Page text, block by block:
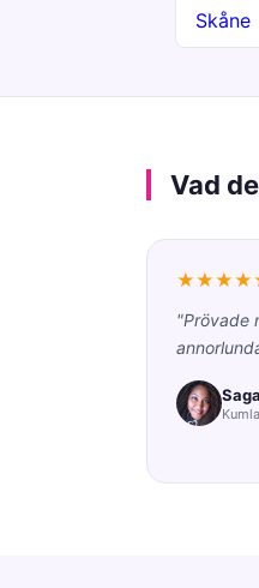
Skåne
Vad
"Prövade